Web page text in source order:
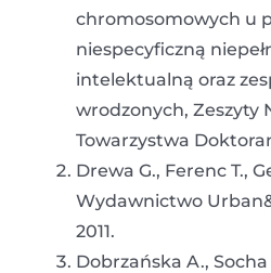
chromosomowych u
niespecyficzną
intelektualną oraz
wrodzonych, Zeszyty
Towarzystwa
Drewa G., Ferenc T.,
Wydawnictwo
2011.
Dobrzańska A.,